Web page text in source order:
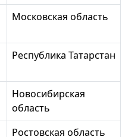
Московская область
Республика Татарстан
Новосибирская
область
Ростовская область